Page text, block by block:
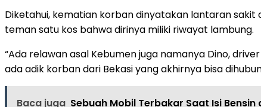
Diketahui, kematian korban dinyatakan lantaran
teman satu kos bahwa dirinya miliki riwayat lambung.
“Ada relawan asal Kebumen juga namanya Dino,
ada adik korban dari Bekasi yang akhirnya bisa
Baca juga Sebuah Mobil Terbakar Saat Isi Bensin